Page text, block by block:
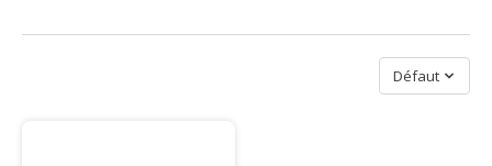
Trier par
Défaut